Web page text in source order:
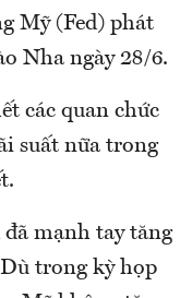
Mỹ (Fed) phát
Nha ngày 28/6.
các quan chức
suất nữa trong
mạnh tay tăng
trong kỳ họp